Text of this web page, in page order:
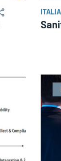
ITALIA